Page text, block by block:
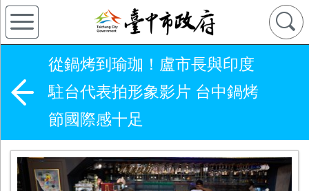
從鍋烤到瑜珈！盧市長與印度
駐台代表拍形象影片 台中鍋烤
節國際感十足